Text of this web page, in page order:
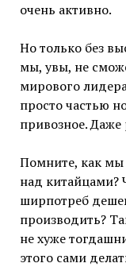
очень активно.
Но только без
мы, увы, не
мирового
просто частью
привозное. Даже
Помните, как мы
над китайцами?
ширпотреб
производить?
не хуже
этого сами